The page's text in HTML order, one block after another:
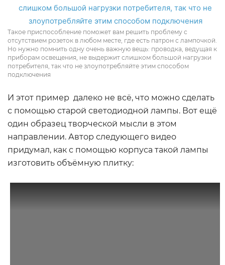
Такое приспособление поможет вам решить проблему с
отсутствием розеток в любом месте, где есть патрон с лампочкой.
Но нужно помнить одну очень важную вещь: проводка, ведущая к
приборам освещения, не выдержит слишком большой нагрузки
потребителя, так что не злоупотребляйте этим способом
подключения
И этот пример далеко не всё, что можно сделать
с помощью старой светодиодной лампы. Вот ещё
один образец творческой мысли в этом
направлении. Автор следующего видео
придумал, как с помощью корпуса такой лампы
изготовить объёмную плитку: